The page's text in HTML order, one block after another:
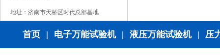
地址：济南市天桥区时代总部基地
首页 | 电子万能试验机 | 液压万能试验机 | 压